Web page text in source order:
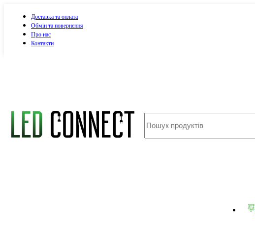
Доставка та оплата
Обмін та повернення
Про нас
Контакти